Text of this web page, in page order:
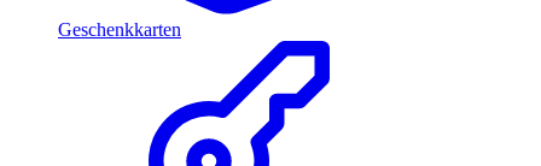
Geschenkkarten